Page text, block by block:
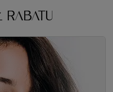
RABATU